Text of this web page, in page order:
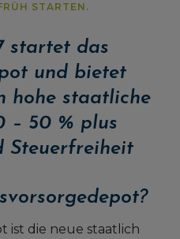
STARTEN.
startet das
und bietet
hohe staatliche
– 50 % plus
Steuerfreiheit
ist die neue staatlich